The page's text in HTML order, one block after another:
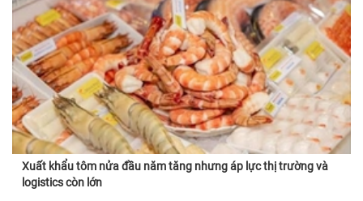
Xuất khẩu tôm nửa đầu năm tăng nhưng áp lực thị trường và
logistics còn lớn